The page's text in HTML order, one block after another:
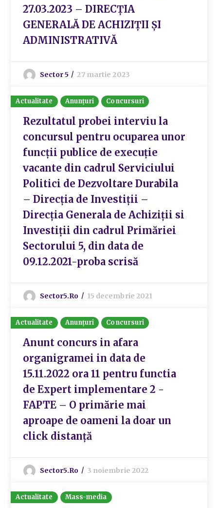
27.03.2023 – DIRECȚIA
GENERALĂ DE ACHIZIȚII ȘI
ADMINISTRATIVĂ
Sector 5 27 martie 2023
Actualitate Anunțuri Concursuri
Rezultatul probei interviu la
concursul pentru ocuparea unor
funcții publice de execuție
vacante din cadrul Serviciului
Politici de Dezvoltare Durabila
– Direcția de Investiții –
Direcția Generala de Achiziții si
Investiții din cadrul Primăriei
Sectorului 5, din data de
09.12.2021-proba scrisă
Sector5.ro 15 decembrie 2021
Actualitate Anunțuri Concursuri
Anunt concurs in afara
organigramei in data de
15.11.2022 ora 11 pentru functia
de Expert implementare 2 -
FAPTE – O primărie mai
aproape de oameni la doar un
click distanță
Sector5.ro 3 noiembrie 2022
Actualitate Mass-media